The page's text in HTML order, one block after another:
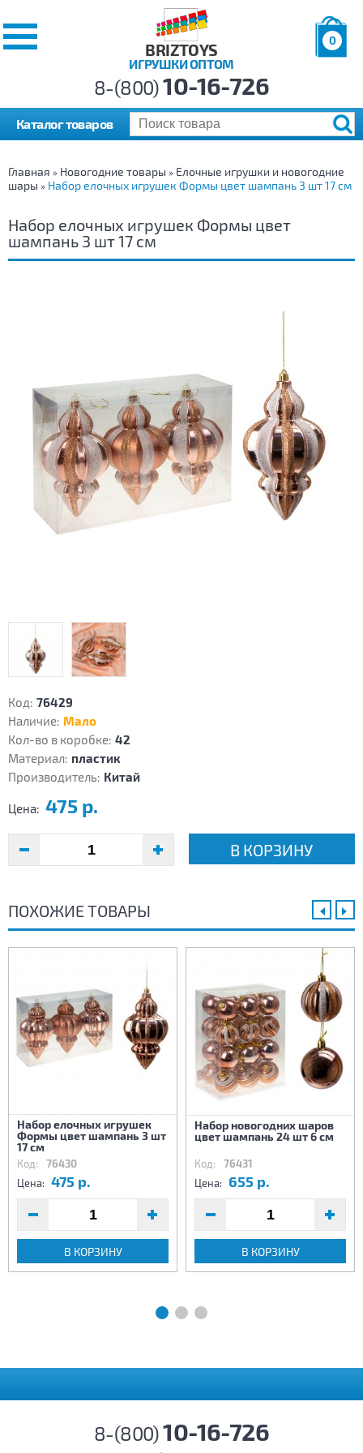
BRIZTOYS
ИГРУШКИ ОПТОМ
0
р.
8-(800)10-16-726
Каталог товаров
Главная » Новогодние товары » Елочные игрушки и новогодние
шары » Набор елочных игрушек Формы цвет шампань 3 шт 17 см
Набор елочных игрушек Формы цвет
шампань 3 шт 17 см
Код: 76429
Наличие: Мало
Кол-во в коробке: 42
Материал: пластик
Производитель: Китай
Цена: 475 р.
В КОРЗИНУ
ПОХОЖИЕ ТОВАРЫ
Набор елочных игрушек
Формы цвет шампань 3 шт
17 см
Код: 76430
Цена: 475 р.
В КОРЗИНУ
Набор новогодних шаров
цвет шампань 24 шт 6 см
Код: 76431
Цена: 655 р.
В КОРЗИНУ
8-(800)10-16-726